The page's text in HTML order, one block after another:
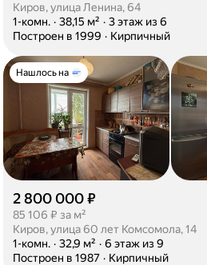
Киров, улица Ленина, 64
1-комн. · 38,15 м² · 3 этаж из 6
Построен в 1999 · Кирпичный
Нашлось на
2 800 000 ₽
85 106 ₽ за м²
Киров, улица 60 лет Комсомола, 14
1-комн. · 32,9 м² · 6 этаж из 9
Построен в 1987 · Кирпичный